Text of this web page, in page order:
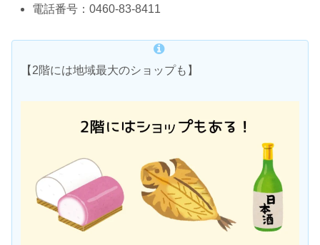
電話番号：0460-83-8411
【2階には地域最大のショップも】